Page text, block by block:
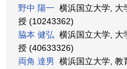
野中 陽一 横浜国立大学, 大
授 (10243362)
脇本 健弘 横浜国立大学, 大
授 (40633326)
両角 達男
横浜国立大学, 教